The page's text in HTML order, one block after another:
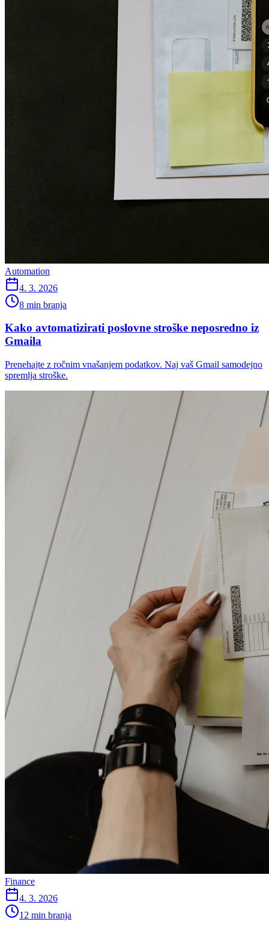
Automation
4. 3. 2026
8 min branja
Kako avtomatizirati poslovne stroške neposredno iz
Gmaila
Prenehajte z ročnim vnašanjem podatkov. Naj vaš Gmail samodejno
spremlja stroške.
Finance
4. 3. 2026
12 min branja